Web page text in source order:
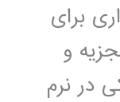
برای
و
در نرم